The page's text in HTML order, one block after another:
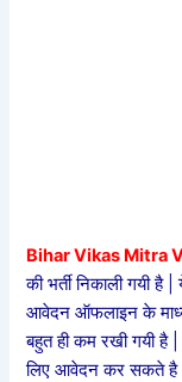
Bihar Vikas Mitra
की भर्ती निकाली गयी है
आवेदन ऑफलाइन के
बहुत ही कम रखी गयी है
लिए आवेदन कर सकते है |